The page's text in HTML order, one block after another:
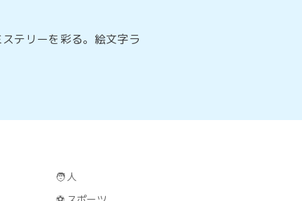
テリーを彩る。絵文字ラ
🧑人